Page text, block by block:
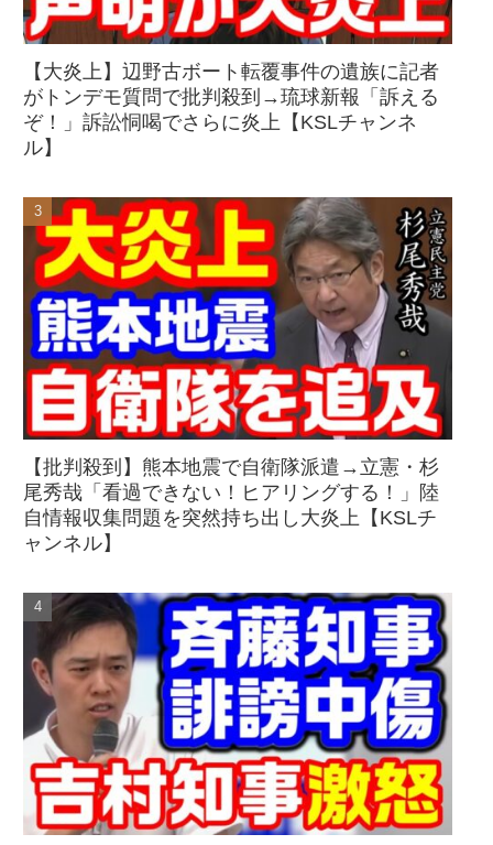
【大炎上】辺野古ボート転覆事件の遺族に記者
がトンデモ質問で批判殺到→琉球新報「訴える
ぞ！」訴訟恫喝でさらに炎上【KSLチャンネ
ル】
【批判殺到】熊本地震で自衛隊派遣→立憲・杉
尾秀哉「看過できない！ヒアリングする！」陸
自情報収集問題を突然持ち出し大炎上【KSLチ
ャンネル】